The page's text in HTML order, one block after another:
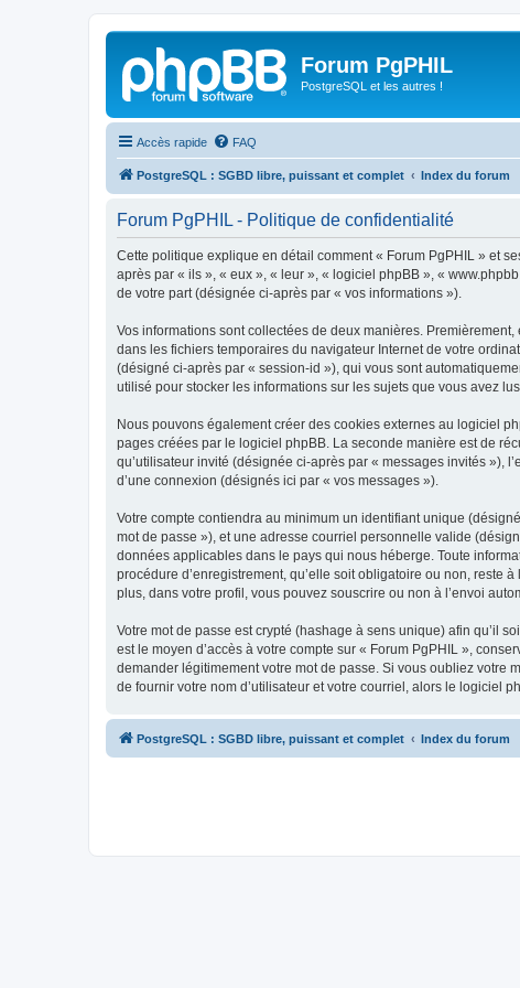
Forum PgPHIL
PostgreSQL et les autres !
Accès rapide FAQ
PostgreSQL : SGBD libre, puissant et complet Index du forum
Forum PgPHIL - Politique de confidentialité
Cette politique explique en détail comment « Forum PgPHIL » et
après par « ils », « eux », « leur », « logiciel phpBB », «
de votre part (désignée ci-après par « vos informations »).
Vos informations sont collectées de deux manières.
dans les fichiers temporaires du navigateur Internet de votre
(désigné ci-après par « session-id »), qui vous sont
utilisé pour stocker les informations sur les sujets que vous avez
Nous pouvons également créer des cookies externes au logiciel
pages créées par le logiciel phpBB. La seconde manière est de
qu’utilisateur invité (désignée ci-après par « messages invités »),
d’une connexion (désignés ici par « vos messages »).
Votre compte contiendra au minimum un identifiant unique
mot de passe »), et une adresse courriel personnelle valide
données applicables dans le pays qui nous héberge. Toute
procédure d’enregistrement, qu’elle soit obligatoire ou non, reste
plus, dans votre profil, vous pouvez souscrire ou non à l’envoi
Votre mot de passe est crypté (hashage à sens unique) afin qu’il
est le moyen d’accès à votre compte sur « Forum PgPHIL »,
demander légitimement votre mot de passe. Si vous oubliez votre
de fournir votre nom d’utilisateur et votre courriel, alors le logiciel
PostgreSQL : SGBD libre, puissant et complet Index du forum